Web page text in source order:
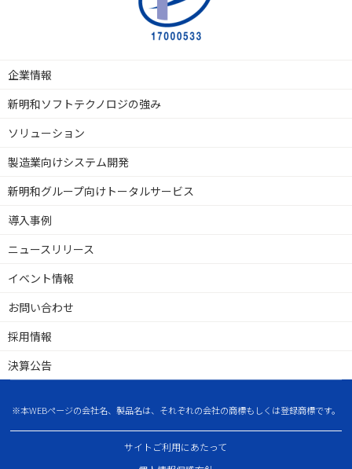
企業情報
新明和ソフトテクノロジの強み
ソリューション
製造業向けシステム開発
新明和グループ向けトータルサービス
導入事例
ニュースリリース
イベント情報
お問い合わせ
採用情報
決算公告
※本WEBページの会社名、製品名は、それぞれの会社の商標もしくは登録商標です。
サイトご利用にあたって